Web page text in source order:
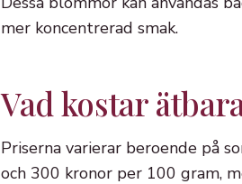
mer koncentrerad smak.
Vad kostar
Priserna varierar beroende på
och 300 kronor per 100 gram,